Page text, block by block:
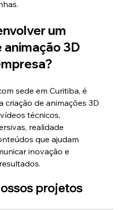
um
3D
sede em Curitiba, é
criação de animações 3D
técnicos,
realidade
que ajudam
inovação e
projetos